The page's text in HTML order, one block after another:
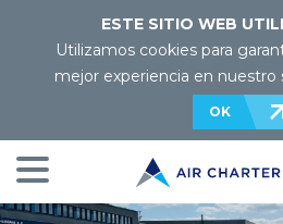
ESTE SITIO WEB
Utilizamos cookies para
mejor experiencia en nuestro
OK